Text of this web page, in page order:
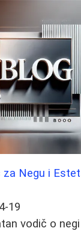
za Negu i
19
vodič o